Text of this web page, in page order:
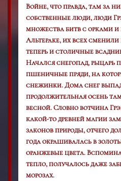
Войне, что правда, там за
собственные люди, люди
множества битв с орками и
Альтераке, их всех
теперь и столичные
Начался снегопад,
пшеничные пряди, на
снежинки. Дома снег
продолжительная осень
весной. Словно вотчина
какой-то древней магии
законов природы, отчего
года окрашивалась в
оранжевые цвета.
тепло, получалось даже
морозах.